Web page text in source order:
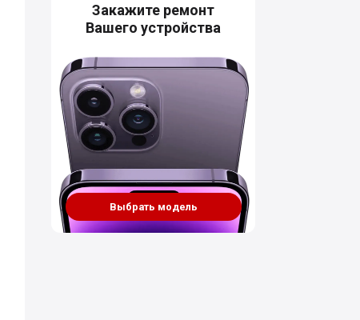
Закажите ремонт
Вашего устройства
Выбрать модель